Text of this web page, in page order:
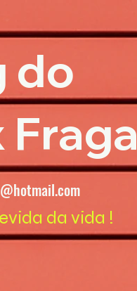
do
Fraga
da vida !